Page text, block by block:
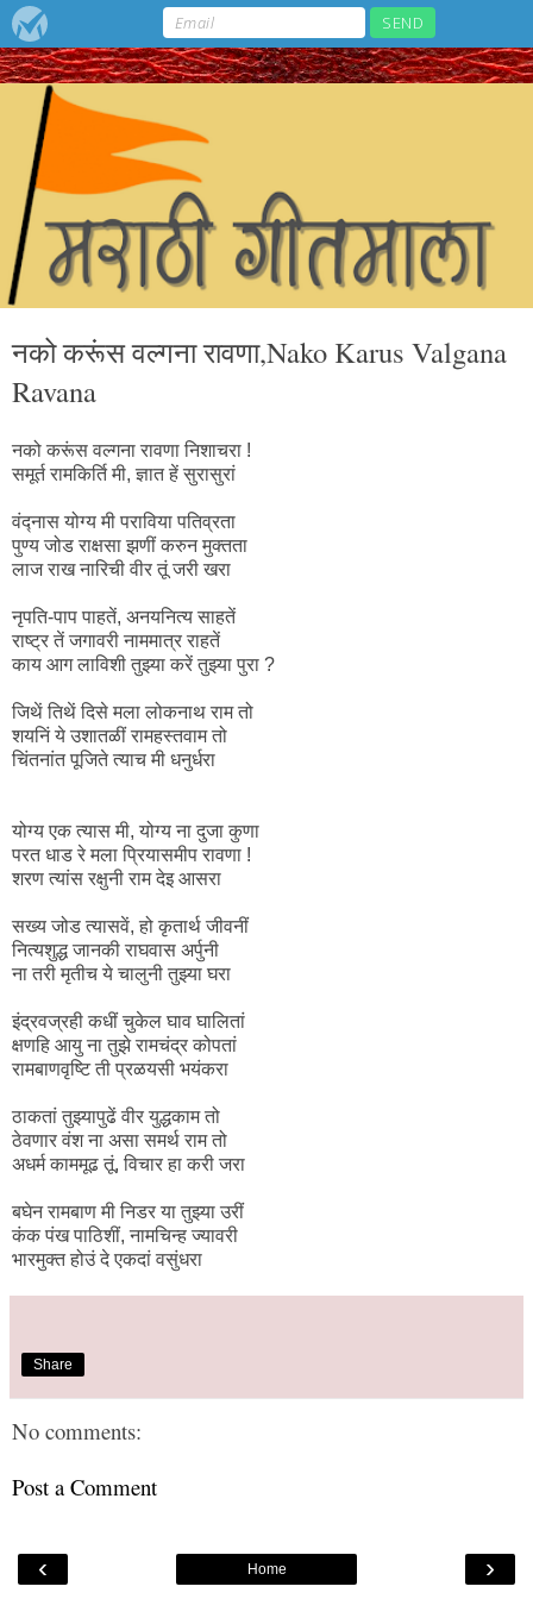
नको करूंस वल्गना रावणा,Nako Karus Valgana
Ravana
नको करूंस वल्गना रावणा निशाचरा !
समूर्त रामकिर्ति मी, ज्ञात हें सुरासुरां
वंद्नास योग्य मी पराविया पतिव्रता
पुण्य जोड राक्षसा झणीं करुन मुक्तता
लाज राख नारिची वीर तूं जरी खरा
नृपति-पाप पाहतें, अनयनित्य साहतें
राष्ट्र तें जगावरी नाममात्र राहतें
काय आग लाविशी तुझ्या करें तुझ्या पुरा ?
जिथें तिथें दिसे मला लोकनाथ राम तो
शयनिं ये उशातळीं रामहस्तवाम तो
चिंतनांत पूजिते त्याच मी धनुर्धरा
योग्य एक त्यास मी, योग्य ना दुजा कुणा
परत धाड रे मला प्रियासमीप रावणा !
शरण त्यांस रक्षुनी राम देइ आसरा
सख्य जोड त्यासवें, हो कृतार्थ जीवनीं
नित्यशुद्ध जानकी राघवास अर्पुनी
ना तरी मृतीच ये चालुनी तुझ्या घरा
इंद्रवज्रही कधीं चुकेल घाव घालितां
क्षणहि आयु ना तुझे रामचंद्र कोपतां
रामबाणवृष्टि ती प्रळयसी भयंकरा
ठाकतां तुझ्यापुढें वीर युद्धकाम तो
ठेवणार वंश ना असा समर्थ राम तो
अधर्म काममूढ तूं, विचार हा करी जरा
बघेन रामबाण मी निडर या तुझ्या उरीं
कंक पंख पाठिशीं, नामचिन्ह ज्यावरी
भारमुक्त हो‌उं दे एकदां वसुंधरा
Share
No comments:
Post a Comment
‹ ›
Home